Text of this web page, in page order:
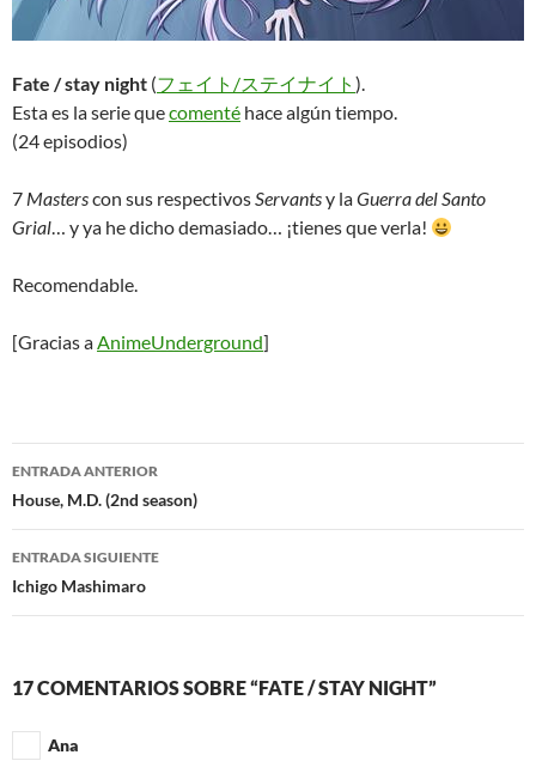
Fate / stay night (フェイト/ステイナイト ).
Esta es la serie quecomenté hace algún tiempo.
(24 episodios)
7 Masterscon sus respectivosServantsy laGuerra del Santo
Grial… y ya he dicho demasiado… ¡tienes que verla!
Recomendable.
[Gracias aAnimeUnderground]
Navegación
de
entradas
ENTRADA ANTERIOR
House, M.D. (2nd season)
ENTRADA SIGUIENTE
Ichigo Mashimaro
17 COMENTARIOS SOBRE “FATE / STAY NIGHT”
Ana